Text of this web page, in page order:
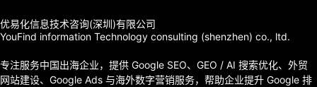
优易化信息技术咨询(深圳)有限公司
YouFind information Technology consulting (shenzhen) co., ltd.
专注服务中国出海企业，提供 Google SEO、GEO / AI 搜索优化、外贸
网站建设、Google Ads 与海外数字营销服务，帮助企业提升 Google 排